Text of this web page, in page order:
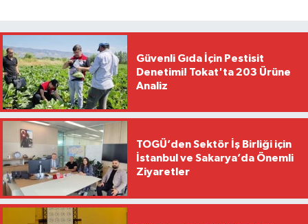
Güvenli Gıda İçin Pestisit
Denetimi! Tokat'ta 203 Ürüne
Analiz
TOGÜ’den Sektör İş Birliği için
İstanbul ve Sakarya’da Önemli
Ziyaretler